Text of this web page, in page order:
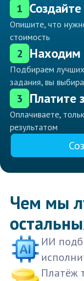
1
Опишите, что
стоимость
2 Находим
Подбираем
задания, вы
3 Платите
Оплачиваете,
результатом
Чем мы
ИИ
Платёж